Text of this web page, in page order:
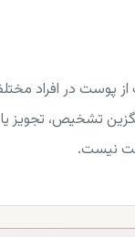
پوست در افراد
تشخیص، تجویز
نیست.